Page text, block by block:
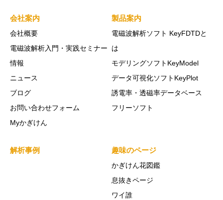
会社案内
会社概要
電磁波解析入門・実践セミナー
情報
ニュース
ブログ
お問い合わせフォーム
Myかぎけん
製品案内
電磁波解析ソフト KeyFDTDと
は
モデリングソフトKeyModel
データ可視化ソフトKeyPlot
誘電率・透磁率データベース
フリーソフト
解析事例 趣味のページ
かぎけん花図鑑
息抜きページ
ワイ誰